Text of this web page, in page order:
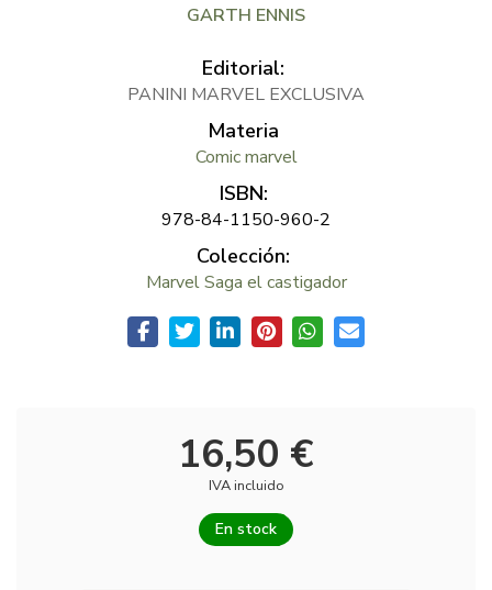
GARTH ENNIS
Editorial:
PANINI MARVEL EXCLUSIVA
Materia
Comic marvel
ISBN:
978-84-1150-960-2
Colección:
Marvel Saga el castigador
16,50 €
IVA incluido
En stock